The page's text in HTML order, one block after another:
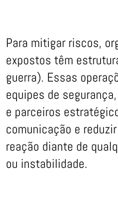
Para mitigar riscos,
expostos têm
guerra). Essas
equipes de
e parceiros
comunicação e
reação diante de
ou instabilidade.